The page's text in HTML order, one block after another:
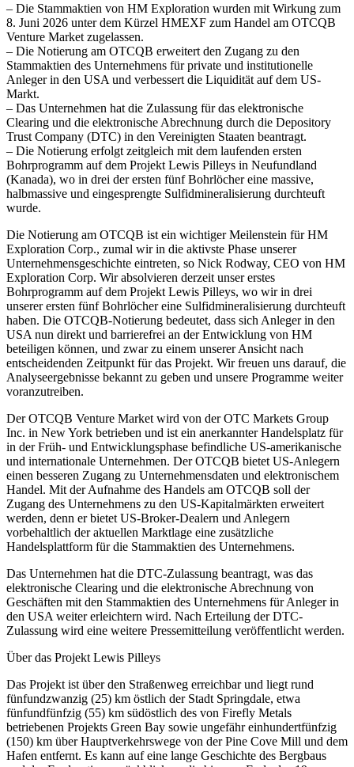
– Die Stammaktien von HM Exploration wurden mit Wirkung zum
8. Juni 2026 unter dem Kürzel HMEXF zum Handel am OTCQB
Venture Market zugelassen.
– Die Notierung am OTCQB erweitert den Zugang zu den
Stammaktien des Unternehmens für private und institutionelle
Anleger in den USA und verbessert die Liquidität auf dem US-
Markt.
– Das Unternehmen hat die Zulassung für das elektronische
Clearing und die elektronische Abrechnung durch die Depository
Trust Company (DTC) in den Vereinigten Staaten beantragt.
– Die Notierung erfolgt zeitgleich mit dem laufenden ersten
Bohrprogramm auf dem Projekt Lewis Pilleys in Neufundland
(Kanada), wo in drei der ersten fünf Bohrlöcher eine massive,
halbmassive und eingesprengte Sulfidmineralisierung durchteuft
wurde.
Die Notierung am OTCQB ist ein wichtiger Meilenstein für HM
Exploration Corp., zumal wir in die aktivste Phase unserer
Unternehmensgeschichte eintreten, so Nick Rodway, CEO von HM
Exploration Corp. Wir absolvieren derzeit unser erstes
Bohrprogramm auf dem Projekt Lewis Pilleys, wo wir in drei
unserer ersten fünf Bohrlöcher eine Sulfidmineralisierung durchteuft
haben. Die OTCQB-Notierung bedeutet, dass sich Anleger in den
USA nun direkt und barrierefrei an der Entwicklung von HM
beteiligen können, und zwar zu einem unserer Ansicht nach
entscheidenden Zeitpunkt für das Projekt. Wir freuen uns darauf, die
Analyseergebnisse bekannt zu geben und unsere Programme weiter
voranzutreiben.
Der OTCQB Venture Market wird von der OTC Markets Group
Inc. in New York betrieben und ist ein anerkannter Handelsplatz für
in der Früh- und Entwicklungsphase befindliche US-amerikanische
und internationale Unternehmen. Der OTCQB bietet US-Anlegern
einen besseren Zugang zu Unternehmensdaten und elektronischem
Handel. Mit der Aufnahme des Handels am OTCQB soll der
Zugang des Unternehmens zu den US-Kapitalmärkten erweitert
werden, denn er bietet US-Broker-Dealern und Anlegern
vorbehaltlich der aktuellen Marktlage eine zusätzliche
Handelsplattform für die Stammaktien des Unternehmens.
Das Unternehmen hat die DTC-Zulassung beantragt, was das
elektronische Clearing und die elektronische Abrechnung von
Geschäften mit den Stammaktien des Unternehmens für Anleger in
den USA weiter erleichtern wird. Nach Erteilung der DTC-
Zulassung wird eine weitere Pressemitteilung veröffentlicht werden.
Über das Projekt Lewis Pilleys
Das Projekt ist über den Straßenweg erreichbar und liegt rund
fünfundzwanzig (25) km östlich der Stadt Springdale, etwa
fünfundfünfzig (55) km südöstlich des von Firefly Metals
betriebenen Projekts Green Bay sowie ungefähr einhundertfünfzig
(150) km über Hauptverkehrswege von der Pine Cove Mill und dem
Hafen entfernt. Es kann auf eine lange Geschichte des Bergbaus